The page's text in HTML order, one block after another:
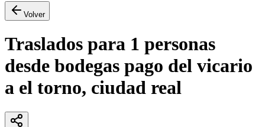
Volver
Traslados para 1 personas
desde bodegas pago del vicario
a el torno, ciudad real